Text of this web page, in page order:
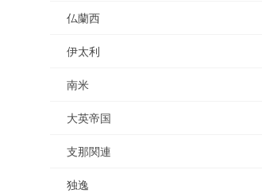
仏蘭西
伊太利
南米
大英帝国
支那関連
独逸